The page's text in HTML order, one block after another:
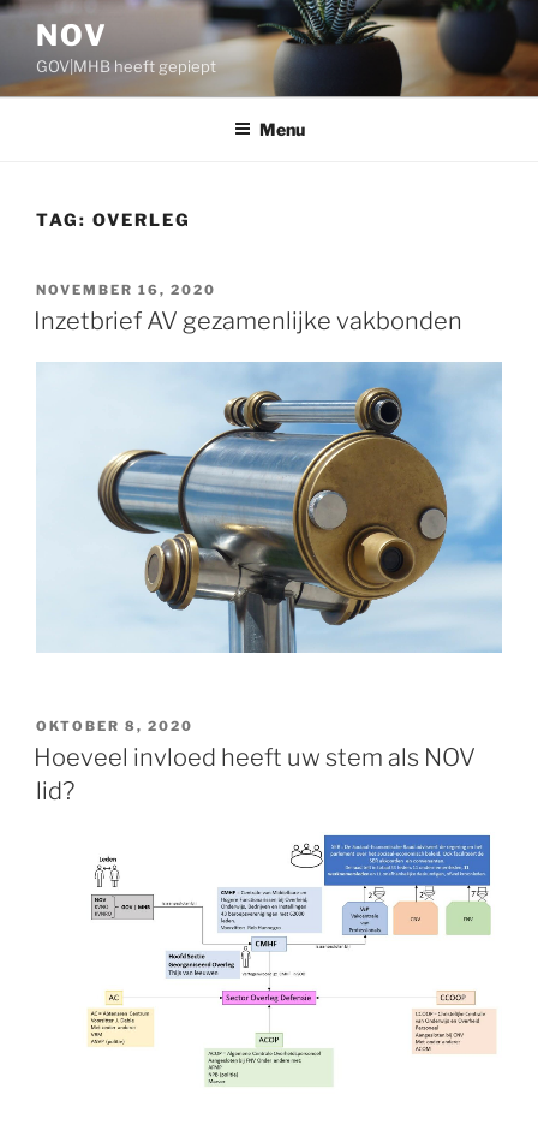
Ga
inhoud
NOV
GOV|MHB heeft gepiept
Menu
TAG: OVERLEG
GEPLAATST
OP
NOVEMBER 16, 2020
Inzetbrief AV gezamenlijke vakbonden
GEPLAATST
OP
OKTOBER 8, 2020
Hoeveel invloed heeft uw stem als NOV
lid?